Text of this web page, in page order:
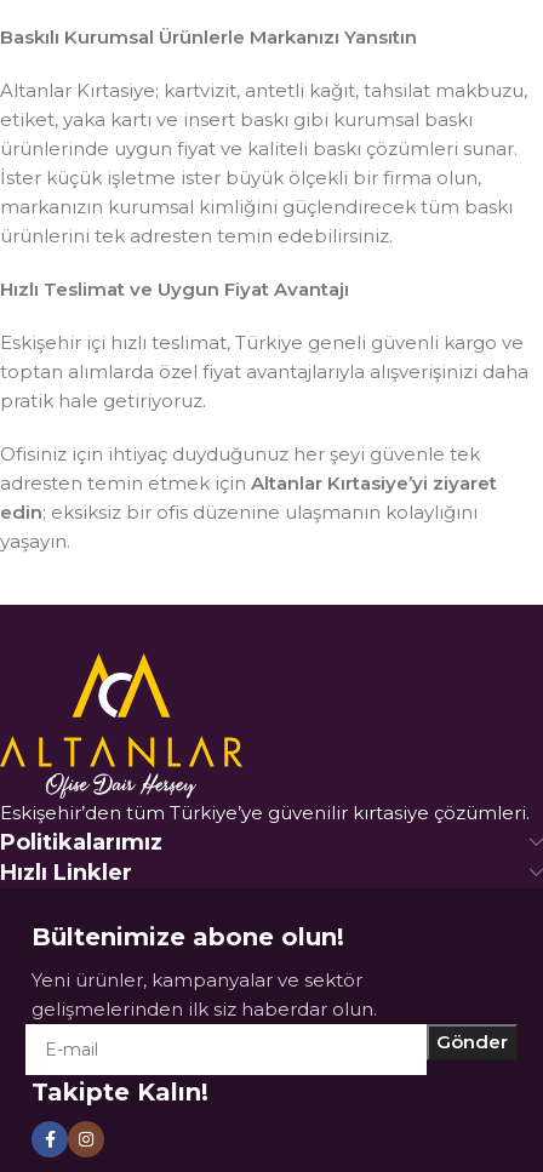
Baskılı Kurumsal Ürünlerle Markanızı Yansıtın
Altanlar Kırtasiye; kartvizit, antetli kağıt, tahsilat makbuzu,
etiket, yaka kartı ve insert baskı gibi kurumsal baskı
ürünlerinde uygun fiyat ve kaliteli baskı çözümleri sunar.
İster küçük işletme ister büyük ölçekli bir firma olun,
markanızın kurumsal kimliğini güçlendirecek tüm baskı
ürünlerini tek adresten temin edebilirsiniz.
Hızlı Teslimat ve Uygun Fiyat Avantajı
Eskişehir içi hızlı teslimat, Türkiye geneli güvenli kargo ve
toptan alımlarda özel fiyat avantajlarıyla alışverişinizi daha
pratik hale getiriyoruz.
Ofisiniz için ihtiyaç duyduğunuz her şeyi güvenle tek
adresten temin etmek için Altanlar Kırtasiye’yi ziyaret
edin; eksiksiz bir ofis düzenine ulaşmanın kolaylığını
yaşayın.
Eskişehir’den tüm Türkiye’ye güvenilir kırtasiye çözümleri.
Politikalarımız
Hızlı Linkler
Bültenimize abone olun!
Yeni ürünler, kampanyalar ve sektör
gelişmelerinden ilk siz haberdar olun.
Takipte Kalın!